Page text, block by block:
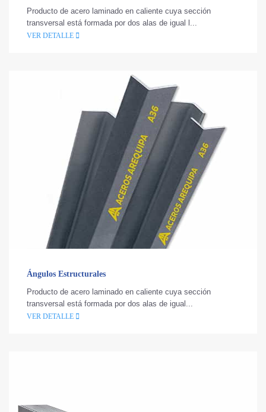
Producto de acero laminado en caliente cuya sección
transversal está formada por dos alas de igual l...
VER DETALLE
Ángulos Estructurales
Producto de acero laminado en caliente cuya sección
transversal está formada por dos alas de igual...
VER DETALLE